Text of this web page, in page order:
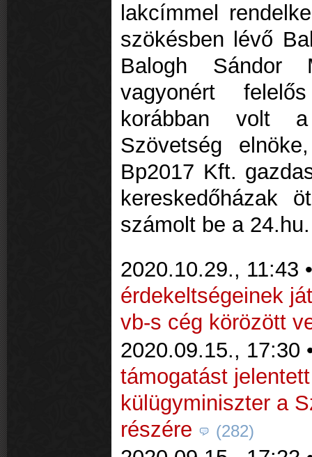
lakcímmel
szökésben lévő
Balogh Sándor
vagyonért
korábban volt a
Szövetség
Bp2017 Kft.
kereskedőházak
számolt be a
2020.10.29., 11:43
érdekeltségeinek
vb-s cég körözött
2020.09.15., 17:30
támogatást
külügyminiszter a
részére
(282)